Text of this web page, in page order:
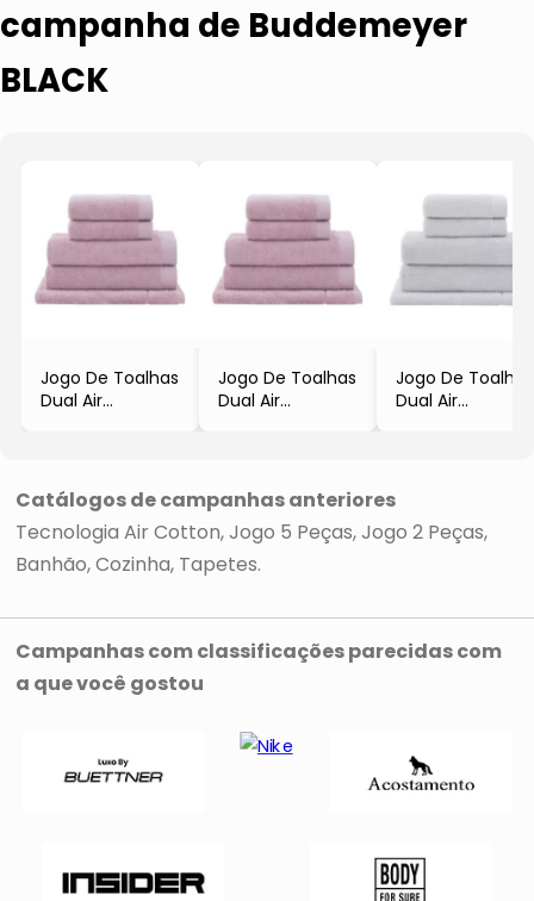
campanha de Buddemeyer
BLACK
Jogo De Toalhas
Dual Air
Jogo De Toalhas
Dual Air
Jogo De Toalhas
Dual Air
Catálogos de campanhas anteriores
Tecnologia Air Cotton Jogo 5 Peças Jogo 2 Peças
Banhão Cozinha Tapetes
Campanhas com classificações parecidas com
a que você gostou